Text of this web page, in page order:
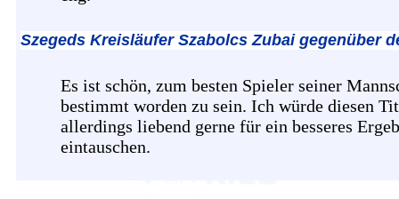
Szegeds Kreisläufer Szabolcs Zubai gegenüber
Es ist schön, zum besten Spieler seiner
bestimmt worden zu sein. Ich würde diesen
allerdings liebend gerne für ein besseres
eintauschen.